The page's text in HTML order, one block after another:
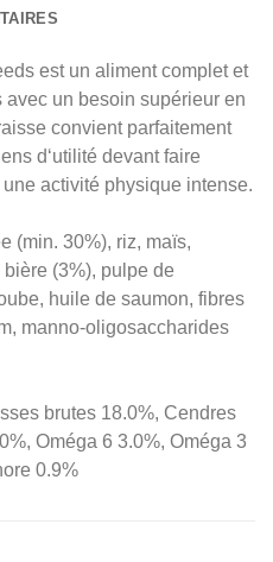
est un aliment complet et
un besoin supérieur en
convient parfaitement
d‘utilité devant faire
activité physique intense.
(min. 30%), riz, maïs,
(3%), pulpe de
huile de saumon, fibres
manno-oligosaccharides
brutes 18.0%, Cendres
Oméga 6 3.0%, Oméga 3
0.9%